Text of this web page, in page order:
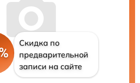
Скидка по
предварительной
записи на сайте